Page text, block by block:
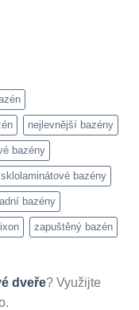
nejlevnější bazény
bazény
sklolaminátové bazény
bazény
zapuštěný bazén
dveře? Využijte